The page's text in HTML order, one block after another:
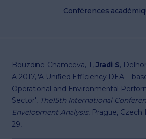
Conférences
Bouzdine-Chameeva, T, Jradi S,
A 2017, 'A Unified Efficiency DEA –
Operational and Environmental
Sector", The15th International
Envelopment Analysis, Prague, Czech
29,